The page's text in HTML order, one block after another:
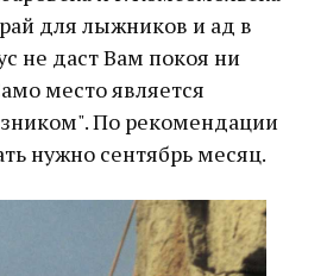
для лыжников и ад в
не даст Вам покоя ни
место является
По рекомендации
нужно сентябрь месяц.